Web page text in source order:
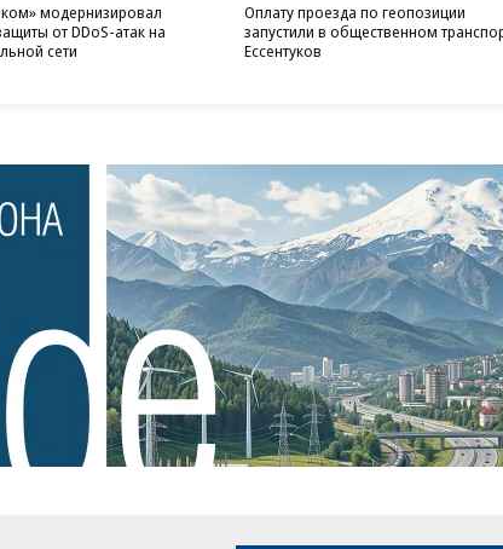
модернизировал
от DDoS-атак на
сети
Оплату проезда по геопозиции
запустили в общественном
Ессентуков